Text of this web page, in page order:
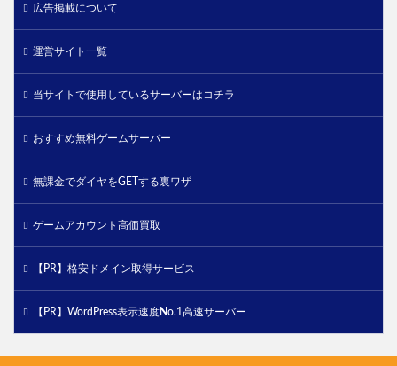
広告掲載について
運営サイト一覧
当サイトで使用しているサーバーはコチラ
おすすめ無料ゲームサーバー
無課金でダイヤをGETする裏ワザ
ゲームアカウント高価買取
【PR】格安ドメイン取得サービス
【PR】WordPress表示速度No.1高速サーバー